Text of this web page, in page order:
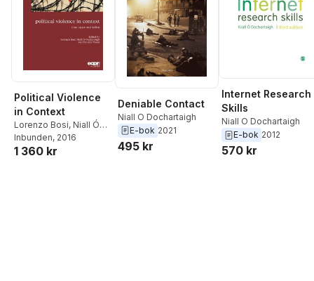
Political Violence
in Context
Lorenzo Bosi, Niall Ó
Dochartaigh,Daniela
Pisoiu
Inbunden, 2016
1 360 kr
Deniable Contact
Niall O Dochartaigh
E-bok 2021
495 kr
Internet Research
Skills
Niall O Dochartaigh
E-bok 2012
570 kr